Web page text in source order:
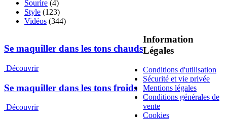
Sourire (4)
Style (123)
Vidéos (344)
Se maquiller dans les tons chauds
Découvrir
Se maquiller dans les tons froids
Découvrir
Information
Légales
Conditions d'utilisation
Sécurité et vie privée
Mentions légales
Conditions générales de
vente
Cookies